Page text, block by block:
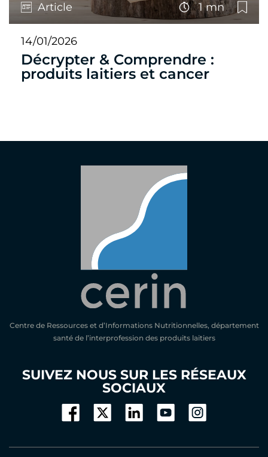
Article 1 mn
14/01/2026
Décrypter & Comprendre :
produits laitiers et cancer
Centre de Ressources et d’Informations Nutritionnelles, département
santé de l’interprofession des produits laitiers
SUIVEZ NOUS SUR LES RÉSEAUX
SOCIAUX